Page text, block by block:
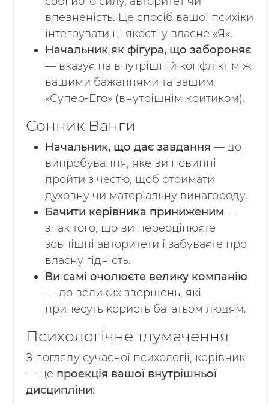
впевненість. Це спосіб вашої психіки
інтегрувати ці якості у власне «Я».
Начальник як фігура, що забороняє
— вказує на внутрішній конфлікт між
вашими бажаннями та вашим
«Супер-Его» (внутрішнім критиком).
Сонник Ванги
Начальник, що дає завдання — до
випробування, яке ви повинні
пройти з честю, щоб отримати
духовну чи матеріальну винагороду.
Бачити керівника приниженим —
знак того, що ви переоцінюєте
зовнішні авторитети і забуваєте про
власну гідність.
Ви самі очолюєте велику компанію
— до великих звершень, які
принесуть користь багатьом людям.
Психологічне тлумачення
З погляду сучасної психології, керівник
— це проекція вашої внутрішньої
дисципліни: